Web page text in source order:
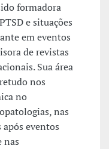
formadora
e situações
em eventos
de revistas
Sua área
nos
no
nas
eventos
nas